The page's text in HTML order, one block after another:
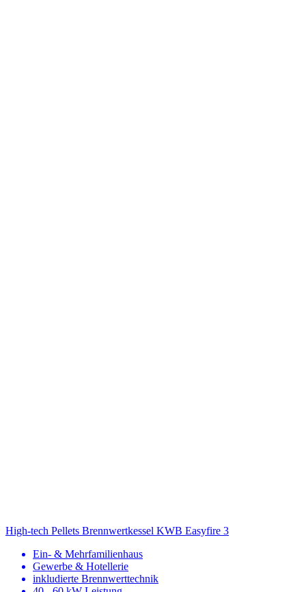
High-tech Pellets Brennwertkessel KWB Easyfire 3
Ein- & Mehrfamilienhaus
Gewerbe & Hotellerie
inkludierte Brennwerttechnik